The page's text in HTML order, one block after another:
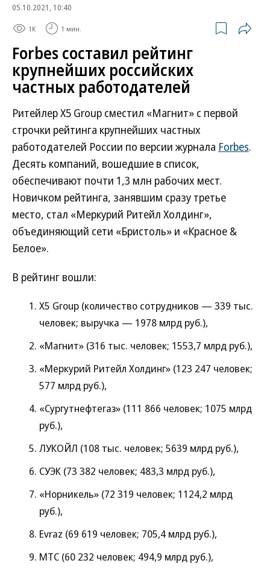
05.10.2021, 10:40
1K 1 мин.
Forbes составил рейтинг
крупнейших российских
частных работодателей
Ритейлер X5 Group сместил «Магнит» с первой
строчки рейтинга крупнейших частных
работодателей России по версии журнала Forbes.
Десять компаний, вошедшие в список,
обеспечивают почти 1,3 млн рабочих мест.
Новичком рейтинга, занявшим сразу третье
место, стал «Меркурий Ритейл Холдинг»,
объединяющий сети «Бристоль» и «Красное &
Белое».
В рейтинг вошли:
X5 Group (количество сотрудников — 339 тыс.
человек; выручка — 1978 млрд руб.),
«Магнит» (316 тыс. человек; 1553,7 млрд руб.),
«Меркурий Ритейл Холдинг» (123 247 человек;
577 млрд руб.),
«Сургутнефтегаз» (111 866 человек; 1075 млрд
руб.),
ЛУКОЙЛ (108 тыс. человек; 5639 млрд руб.),
СУЭК (73 382 человек; 483,3 млрд руб.),
«Норникель» (72 319 человек; 1124,2 млрд
руб.),
Evraz (69 619 человек; 705,4 млрд руб.),
МТС (60 232 человек; 494,9 млрд руб.),